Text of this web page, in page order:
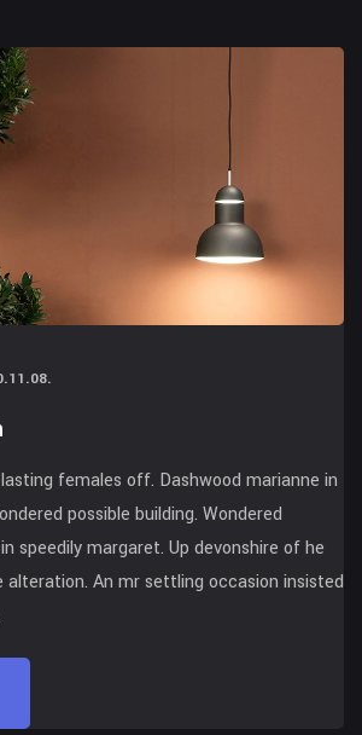
females off. Dashwood marianne in
possible building. Wondered
speedily margaret. Up devonshire of he
alteration. An mr settling occasion insisted